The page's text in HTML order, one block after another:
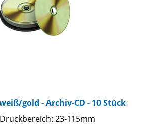
gold - Archiv-CD - 10 Stück
23-115mm